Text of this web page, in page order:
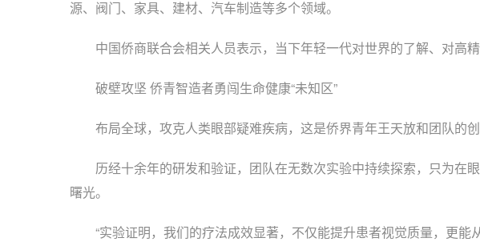
源、阀门、家具、建材、汽车制造等多个领域。
中国侨商联合会相关人员表示，当下年轻一代对世界的了解、对高精
破壁攻坚 侨青智造者勇闯生命健康“未知区”
布局全球，攻克人类眼部疑难疾病，这是侨界青年王天放和团队的创
历经十余年的研发和验证，团队在无数次实验中持续探索，只为在
曙光。
“实验证明，我们的疗法成效显著，不仅能提升患者视觉质量，更能